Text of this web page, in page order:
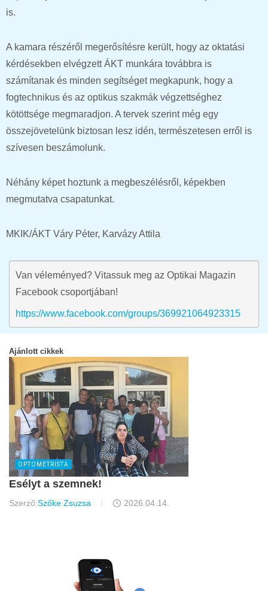
is.
A kamara részéről megerősítésre került, hogy az oktatási
kérdésekben elvégzett ÁKT munkára továbbra is
számítanak és minden segítséget megkapunk, hogy a
fogtechnikus és az optikus szakmák végzettséghez
kötöttsége megmaradjon. A tervek szerint még egy
összejövetelünk biztosan lesz idén, természetesen erről is
szívesen beszámolunk.
Néhány képet hoztunk a megbeszélésről, képekben
megmutatva csapatunkat.
MKIK/ÁKT Váry Péter, Karvázy Attila
Van véleményed? Vitassuk meg az Optikai Magazin
Facebook csoportjában!
https://www.facebook.com/groups/369921064923315
Ajánlott cikkek
OPTOMETRISTA
Esélyt a szemnek!
Szerző:Szőke Zsuzsa 2026.04.14.